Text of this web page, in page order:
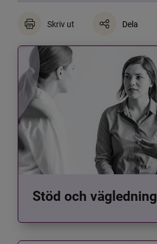
Skriv ut Dela
Stöd och vägledning